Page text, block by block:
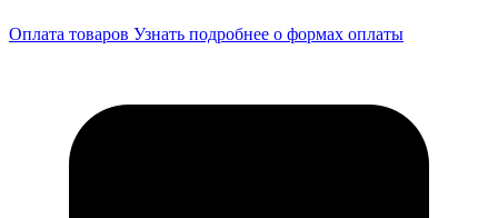
Оплата товаров Узнать подробнее о формах оплаты